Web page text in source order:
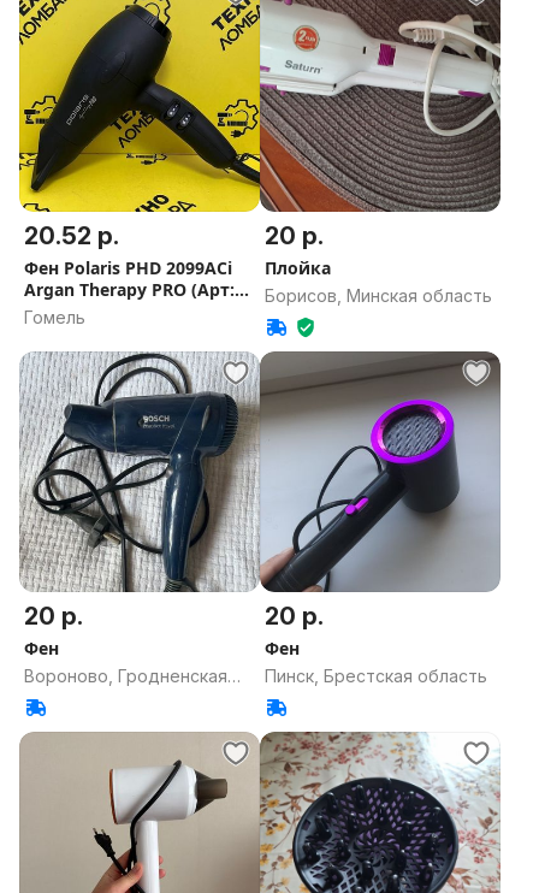
20.52 р.
Фен Polaris PHD 2099ACi
Argan Therapy PRO (Арт:
206/261031)
Гомель
20 р.
Плойка
Борисов, Минская область
20 р.
Фен
Вороново, Гродненская
область
20 р.
Фен
Пинск, Брестская область